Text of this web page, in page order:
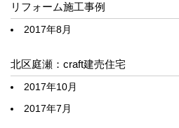
リフォーム施工事例
2017年8月
北区庭瀬：craft建売住宅
2017年10月
2017年7月